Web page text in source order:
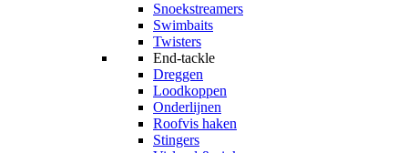
Snoekstreamers
Swimbaits
Twisters
End-tackle
Dreggen
Loodkoppen
Onderlijnen
Roofvis haken
Stingers